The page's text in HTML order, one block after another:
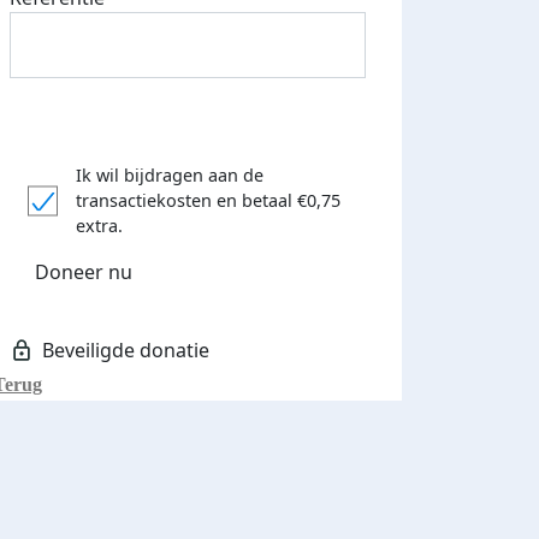
Ik wil bijdragen aan de
transactiekosten en betaal €0,75
extra.
Doneer nu